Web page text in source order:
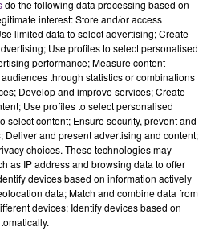
DE CHOOZ
que la centrale
est à l'arrêt. Une situation
intense qui est toujours
do the following data processing based on
interest: Store and/or access
limited data to select advertising; Create
Use profiles to select personalised
performance; Measure content
through statistics or combinations
Develop and improve services; Create
Use profiles to select personalised
select content; Ensure security, prevent and
Deliver and present advertising and content;
choices. These technologies may
as IP address and browsing data to offer
devices based on information actively
data; Match and combine data from
devices; Identify devices based on